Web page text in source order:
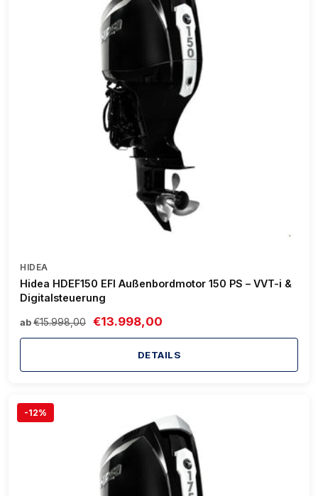
HIDEA
Hidea HDEF150 EFI Außenbordmotor 150 PS – VVT-i &
Digitalsteuerung
ab €15.998,00 €13.998,00
DETAILS
-12%